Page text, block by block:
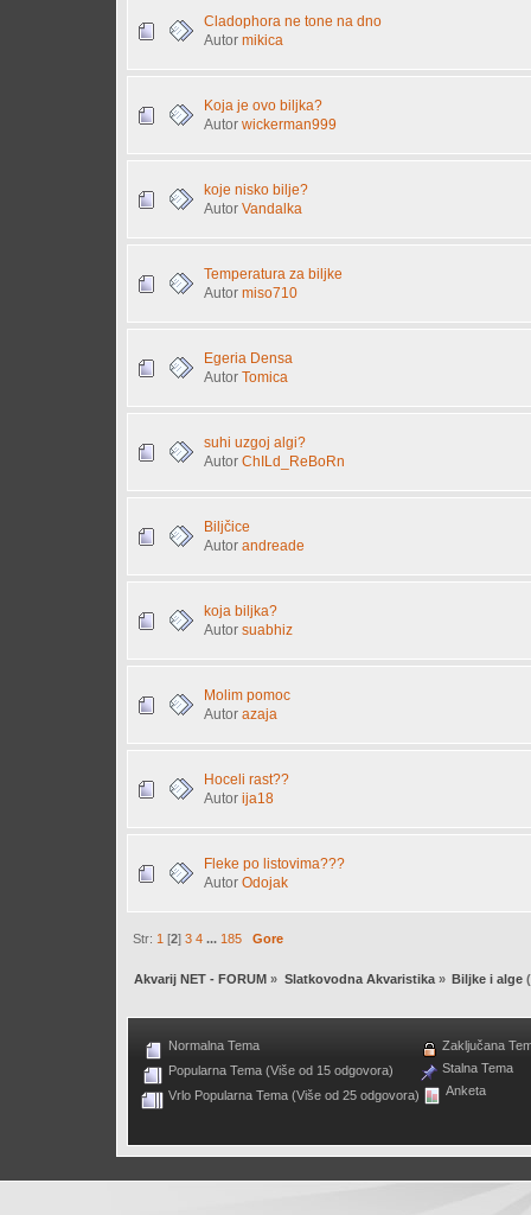
Cladophora ne tone na dno
Autor mikica
Koja je ovo biljka?
Autor wickerman999
koje nisko bilje?
Autor Vandalka
Temperatura za biljke
Autor miso710
Egeria Densa
Autor Tomica
suhi uzgoj algi?
Autor ChILd_ReBoRn
Biljčice
Autor andreade
koja biljka?
Autor suabhiz
Molim pomoc
Autor azaja
Hoceli rast??
Autor ija18
Fleke po listovima???
Autor Odojak
Str: 1 [2]3 4 ... 185 Gore
Akvarij NET - FORUM » Slatkovodna Akvaristika» Biljke i alge
Normalna Tema
Popularna Tema (Više od 15 odgovora)
Vrlo Popularna Tema (Više od 25 odgovora)
Zaključana
Stalna Tema
Anketa